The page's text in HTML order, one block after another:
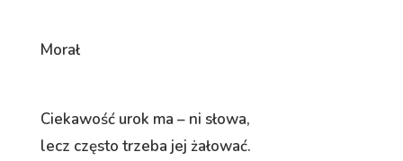
Morał
Ciekawość urok ma – ni słowa,
lecz często trzeba jej żałować.